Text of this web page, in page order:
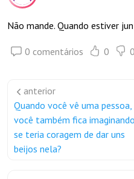
Não mande. Quando estiver
0 comentários 0 0
anterior
Quando você vê uma pessoa,
você também fica imaginando
se teria coragem de dar uns
beijos nela?